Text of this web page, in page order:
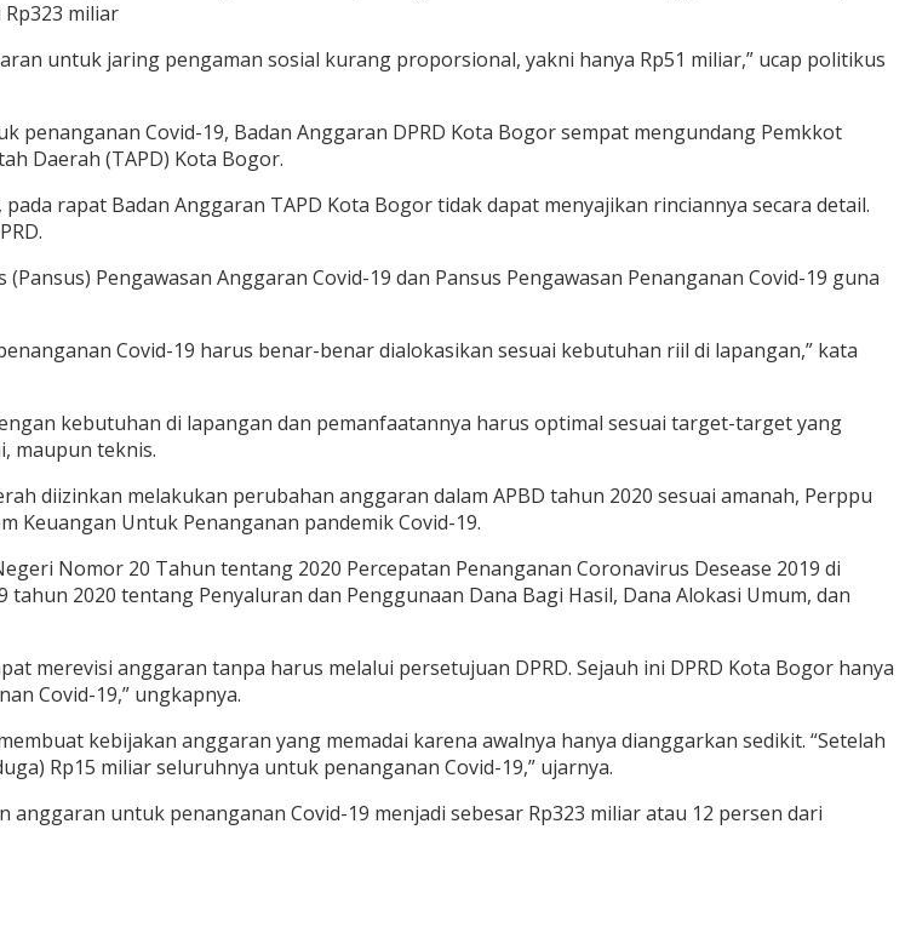
miliar
untuk jaring pengaman sosial kurang proporsional, yakni hanya Rp51 miliar,” ucap politikus
Covid-19, Badan Anggaran DPRD Kota Bogor sempat mengundang Pemkkot
Daerah (TAPD) Kota Bogor.
rapat Badan Anggaran TAPD Kota Bogor tidak dapat menyajikan rinciannya secara detail.
Pengawasan Anggaran Covid-19 dan Pansus Pengawasan Penanganan Covid-19 guna
Covid-19 harus benar-benar dialokasikan sesuai kebutuhan riil di lapangan,” kata
kebutuhan di lapangan dan pemanfaatannya harus optimal sesuai target-target yang
maupun teknis.
diizinkan melakukan perubahan anggaran dalam APBD tahun 2020 sesuai amanah, Perppu
Keuangan Untuk Penanganan pandemik Covid-19.
Nomor 20 Tahun tentang 2020 Percepatan Penanganan Coronavirus Desease 2019 di
2020 tentang Penyaluran dan Penggunaan Dana Bagi Hasil, Dana Alokasi Umum, dan
merevisi anggaran tanpa harus melalui persetujuan DPRD. Sejauh ini DPRD Kota Bogor hanya
Covid-19,” ungkapnya.
kebijakan anggaran yang memadai karena awalnya hanya dianggarkan sedikit. “Setelah
Rp15 miliar seluruhnya untuk penanganan Covid-19,” ujarnya.
untuk penanganan Covid-19 menjadi sebesar Rp323 miliar atau 12 persen dari